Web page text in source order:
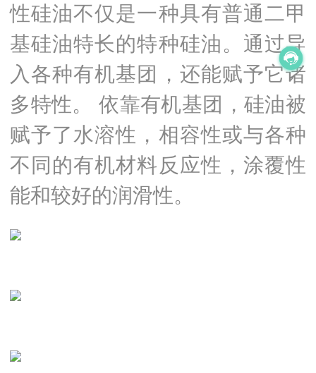
性硅油不仅是一种具有普通二甲
基硅油特长的特种硅油。通过导
入各种有机基团，还能赋予它诸
多特性。 依靠有机基团，硅油被
赋予了水溶性，相容性或与各种
不同的有机材料反应性，涂覆性
能和较好的润滑性。